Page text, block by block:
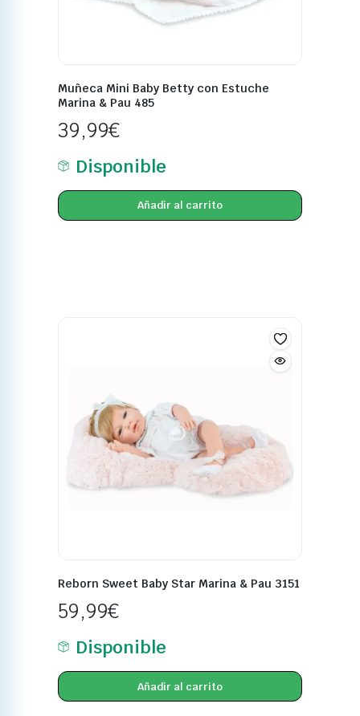
Muñeca Mini Baby Betty con Estuche
Marina & Pau 485
39,99€
Disponible
Añadir al carrito
Reborn Sweet Baby Star Marina & Pau 3151
59,99€
Disponible
Añadir al carrito